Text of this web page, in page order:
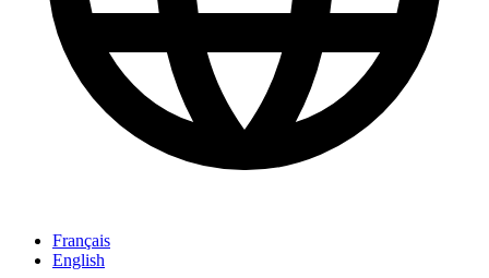
Français
English